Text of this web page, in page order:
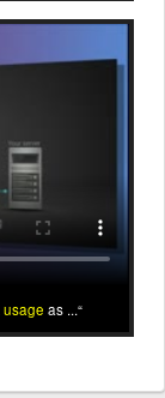
usage as ...